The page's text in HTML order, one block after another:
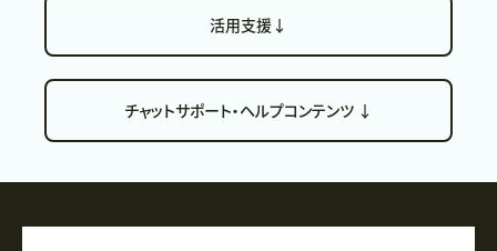
活用支援↓
チャットサポート・ヘルプコンテンツ ↓